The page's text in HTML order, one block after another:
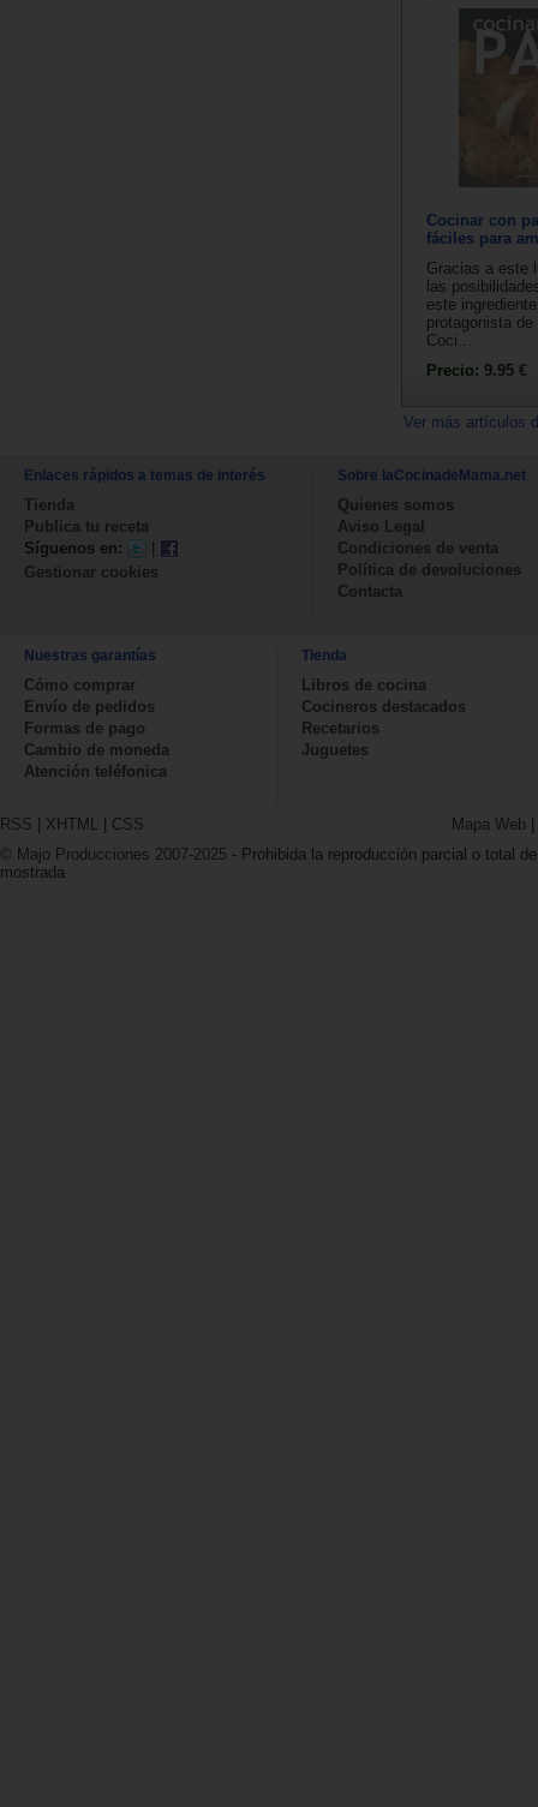
Cocinar con
fáciles para
Gracias a este
las
este
protagonista
Coci...
Precio: 9.95 €
Ver más artículos
Enlaces rápidos a temas de interés
Tienda
Publica tu receta
Síguenos en:
|
Gestionar cookies
Sobre laCocinadeMama.net
Quienes somos
Aviso Legal
Condiciones de venta
Política de devoluciones
Contacta
Nuestras garantías
Cómo comprar
Envío de pedidos
Formas de pago
Cambio de moneda
Atención teléfonica
Tienda
Libros de cocina
Cocineros destacados
Recetarios
Juguetes
RSS | XHTML | CSS Mapa Web |
© Majo Producciones 2007-2025 - Prohibida la reproducción parcial o total
mostrada